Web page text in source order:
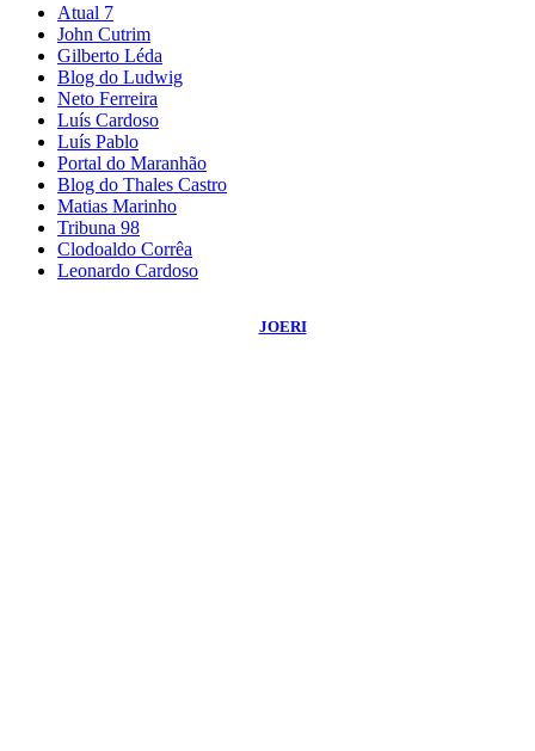
Atual 7
John Cutrim
Gilberto Léda
Blog do Ludwig
Neto Ferreira
Luís Cardoso
Luís Pablo
Portal do Maranhão
Blog do Thales Castro
Matias Marinho
Tribuna 98
Clodoaldo Corrêa
Leonardo Cardoso
JOERI